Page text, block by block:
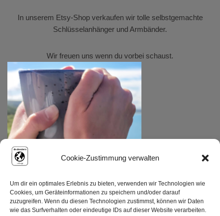
Cookie-Zustimmung verwalten
Um dir ein optimales Erlebnis zu bieten, verwenden wir Technologien wie
Cookies, um Geräteinformationen zu speichern und/oder darauf
zuzugreifen. Wenn du diesen Technologien zustimmst, können wir Daten
wie das Surfverhalten oder eindeutige IDs auf dieser Website verarbeiten.
In unserem Etsy-Shopverkaufen wir tolle selbstgemachte
Schlüsselanhänger und Armbänder.
Wir freuen uns wenn du vorbei schaust.